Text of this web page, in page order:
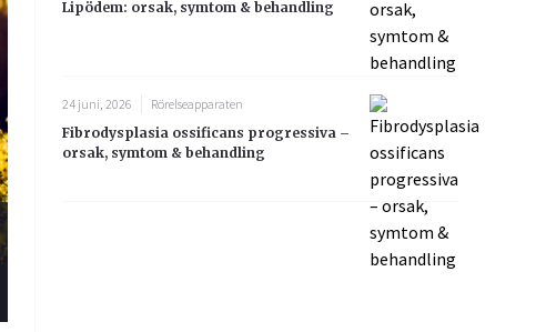
Lipödem: orsak, symtom & behandling
24 juni, 2026
Rörelseapparaten
Fibrodysplasia ossificans progressiva –
orsak, symtom & behandling